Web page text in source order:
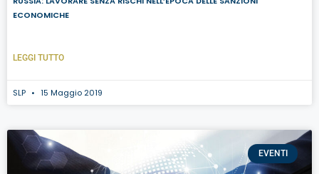
ECONOMICHE
LEGGI TUTTO
SLP 15 Maggio 2019
EVENTI